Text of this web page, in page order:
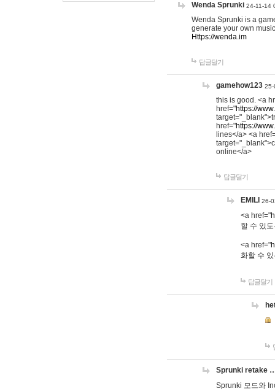
Wenda Sprunki 24-11-14
Wenda Sprunki is a
generate your own
Https://wenda.im
답글달기
gamehow123 25-
this is good. <a
href="https://
href="https://
lines</a> <a
online</a>
답글달기
EMILI 26-
<a href="
할 수 있
<a href="
화할 수
답글달기
Sprunki retake
Sprunki 모드와